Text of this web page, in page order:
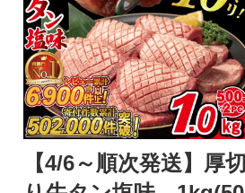
【4/6～順次発送】厚切